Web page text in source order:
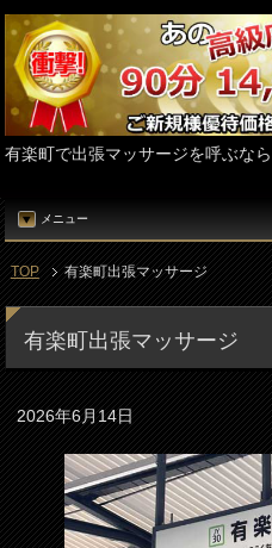
有楽町で出張マッサージを呼ぶなら
メニュー
TOP 有楽町出張マッサージ
有楽町出張マッサージ
2026年6月14日